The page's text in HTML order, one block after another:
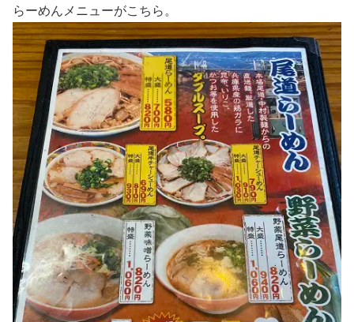
らーめんメニューがこちら。